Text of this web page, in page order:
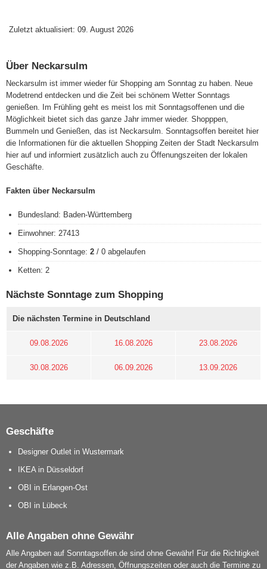
Zuletzt aktualisiert: 09. August 2026
Über Neckarsulm
Neckarsulm ist immer wieder für Shopping am Sonntag zu haben. Neue
Modetrend entdecken und die Zeit bei schönem Wetter Sonntags
genießen. Im Frühling geht es meist los mit Sonntagsoffenen und die
Möglichkeit bietet sich das ganze Jahr immer wieder. Shopppen,
Bummeln und Genießen, das ist Neckarsulm. Sonntagsoffen bereitet hier
die Informationen für die aktuellen Shopping Zeiten der Stadt Neckarsulm
hier auf und informiert zusätzlich auch zu Öffenungszeiten der lokalen
Geschäfte.
Fakten über Neckarsulm
Bundesland: Baden-Württemberg
Einwohner: 27413
Shopping-Sonntage: 2 / 0 abgelaufen
Ketten: 2
Nächste Sonntage zum Shopping
Die nächsten Termine in Deutschland
09.08.2026 16.08.2026 23.08.2026
30.08.2026 06.09.2026 13.09.2026
Geschäfte
Designer Outlet in Wustermark
IKEA in Düsseldorf
OBI in Erlangen-Ost
OBI in Lübeck
Alle Angaben ohne Gewähr
Alle Angaben auf Sonntagsoffen.de sind ohne Gewähr! Für die Richtigkeit
der Angaben wie z.B. Adressen, Öffnungszeiten oder auch die Termine zu